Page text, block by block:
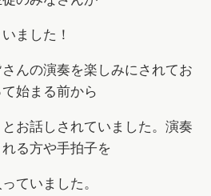
ました！
んの演奏を楽しみにされてお
始まる前から
とお話しされていました。演奏
る方や手拍子を
ていました。